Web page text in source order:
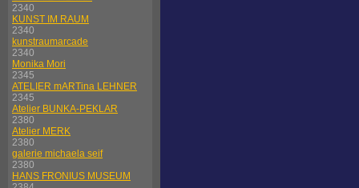
2340
KUNST IM RAUM
2340
kunstraumarcade
2340
Monika Mori
2345
ATELIER mARTina LEHNER
2345
Atelier BUNKA-PEKLAR
2380
Atelier MERK
2380
galerie michaela seif
2380
HANS FRONIUS MUSEUM